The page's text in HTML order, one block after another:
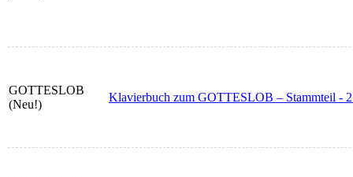
GOTTESLOB
(Neu!)
Klavierbuch zum GOTTESLOB – Stammteil -